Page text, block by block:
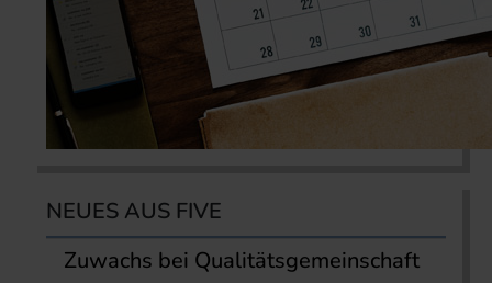
NEUES AUS FIVE
Zuwachs bei Qualitätsgemeinschaft